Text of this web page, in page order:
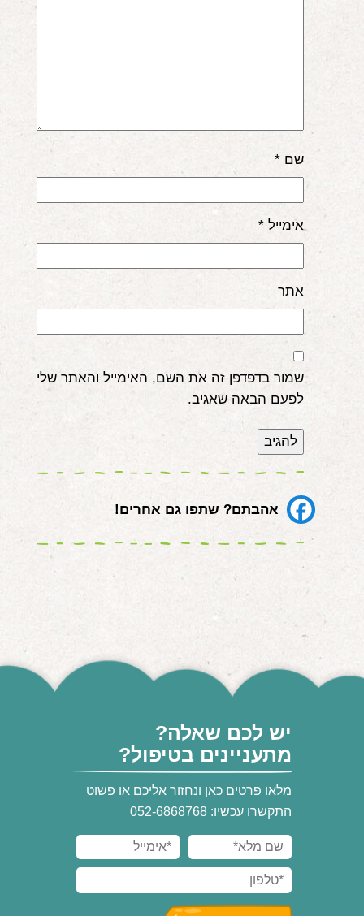
שם *
אימייל *
אתר
שמור בדפדפן זה את השם, האימייל והאתר שלי
לפעם הבאה שאגיב.
אהבתם? שתפו גם אחרים!
יש לכם שאלה?
מתעניינים בטיפול?
מלאו פרטים כאן ונחזור אליכם או פשוט
התקשרו עכשיו: 052-6868768